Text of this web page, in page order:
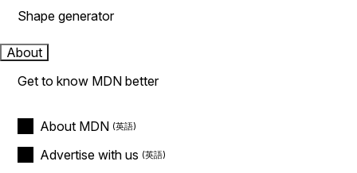
Shape generator
About
Get to know MDN better
About MDN
Advertise with us